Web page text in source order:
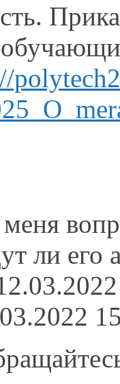
ли его